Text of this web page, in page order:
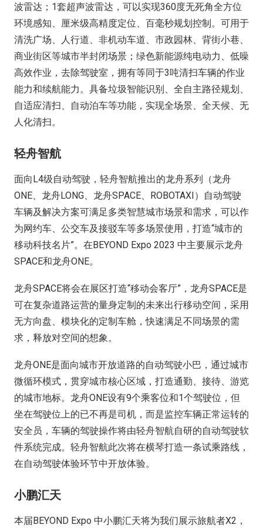
波雷达；1套超声波雷达，可以实现360度无死角全方位
环境感知、厘米级高精度定位、百毫秒规划控制。可用于
清洗广场、人行道、非机动车道、市政园林、背街小巷、
商业街区等城市半封闭场景；绿色新能源纯电动力、低噪
高效作业，去除驾驶室，拥有等同于3吨清扫车辆的作业
能力和续航能力。具备垃圾智能识别、全自主路径规划、
自适应清扫、自动泊车等功能，实现全场景、全天候、无
人化清扫。
轻舟智航
面向L4级自动驾驶，轻舟智航推出的龙舟系列（龙舟
ONE、龙舟LONG、龙舟SPACE、ROBOTAXI）自动驾驶
车辆及解决方案可满足多类智慧城市场景和需求，可以作
为网约车、公交车及接驳车等多场景使用，打造“城市的
移动科技名片”。在BEYOND Expo 2023 中主要展示龙舟
SPACE和龙舟ONE。
龙舟SPACE将会在展区打造“移动会客厅”，龙舟SPACE是
可在复杂道路运营的量身定制的未来出行移动空间，采用
无方向盘、模块化的定制车舱，快速满足不同场景的需
求，释放对空间的想象。
龙舟ONE是面向城市开放道路的自动驾驶小巴，通过城市
微循环模式，贯穿城市核心区域，打造通勤、接待、游览
的城市地标。龙舟ONE设有9个乘客位和1个驾驶位，但
坐在驾驶位上的已不再是司机，而是监控车辆正常运转的
安全员，车辆的驾驶操作将由轻舟智航自研的自动驾驶软
件系统完成。轻舟智航此次将在横琴打造一条试乘路线，
在自动驾驶体验环节中开放体验。
小鹏汇天
本届BEYOND Expo 中小鹏汇天将为我们展示旅航者X2，